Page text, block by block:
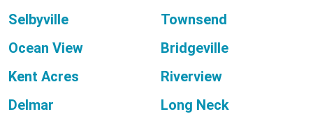
Selbyville
Townsend
Ocean View
Bridgeville
Kent Acres
Riverview
Delmar
Long Neck